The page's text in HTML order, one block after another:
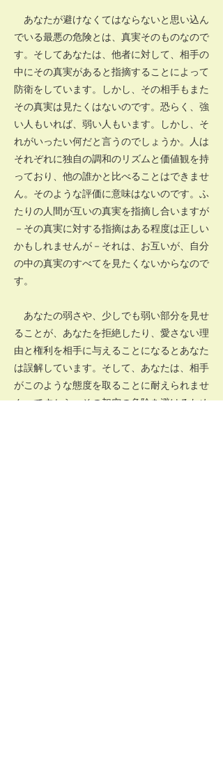
あなたが避けなくてはならないと思い込ん
でいる最悪の危険とは、真実そのものなので
す。そしてあなたは、他者に対して、相手の
中にその真実があると指摘することによって
防衛をしています。しかし、その相手もまた
その真実は見たくはないのです。恐らく、強
い人もいれば、弱い人もいます。しかし、そ
れがいったい何だと言うのでしょうか。人は
それぞれに独自の調和のリズムと価値観を持
っており、他の誰かと比べることはできませ
ん。そのような評価に意味はないのです。ふ
たりの人間が互いの真実を指摘し合いますが
－その真実に対する指摘はある程度は正しい
かもしれませんが－それは、お互いが、自分
の中の真実のすべてを見たくないからなので
す。
あなたの弱さや、少しでも弱い部分を見せ
ることが、あなたを拒絶したり、愛さない理
由と権利を相手に与えることになるとあなた
は誤解しています。そして、あなたは、相手
がこのような態度を取ることに耐えられませ
ん。ですから、その架空の危険を避けるため